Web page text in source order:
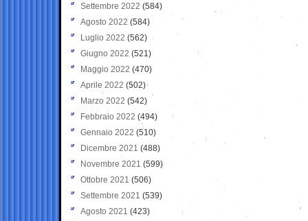
Settembre 2022 (584)
Agosto 2022 (584)
Luglio 2022 (562)
Giugno 2022 (521)
Maggio 2022 (470)
Aprile 2022 (502)
Marzo 2022 (542)
Febbraio 2022 (494)
Gennaio 2022 (510)
Dicembre 2021 (488)
Novembre 2021 (599)
Ottobre 2021 (506)
Settembre 2021 (539)
Agosto 2021 (423)